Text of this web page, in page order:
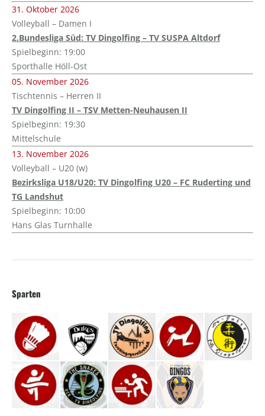
31. Oktober 2026
Volleyball – Damen I
2.Bundesliga Süd: TV Dingolfing – TV SUSPA Altdorf
Spielbeginn: 19:00
Sporthalle Höll-Ost
05. November 2026
Tischtennis – Herren II
TV Dingolfing II – TSV Metten-Neuhausen II
Spielbeginn: 19:30
Mittelschule
13. November 2026
Volleyball – U20 (w)
Bezirksliga U18/U20: TV Dingolfing U20 – FC Ruderting und
TG Landshut
Spielbeginn: 10:00
Hans Glas Turnhalle
Sparten